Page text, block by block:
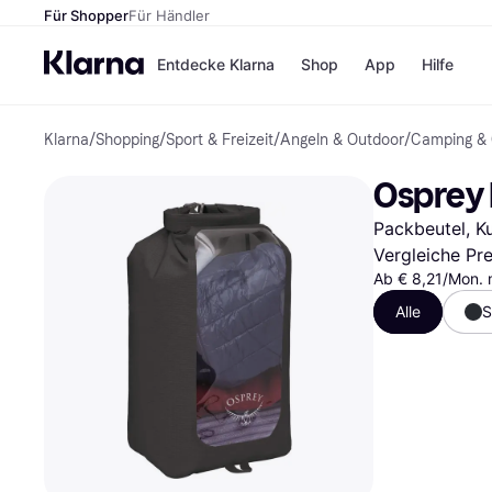
Für ShopperFür Händler
Entdecke Klarna
Zahlungsmethoden
Sofort bezahlen
Bezahle in 3
Teilzahlungen
Bezahle in bis zu 30
Ratenzahlung
Shop
Shops
H&M
Temu
Alle Shops
App Hilfe
Klarna/Shopping/Sport & Freizeit/Angeln & Outdoor/Camping &
Osprey
Packbeutel,
Vergleiche
Ab € 8,21/Mon.
Alle